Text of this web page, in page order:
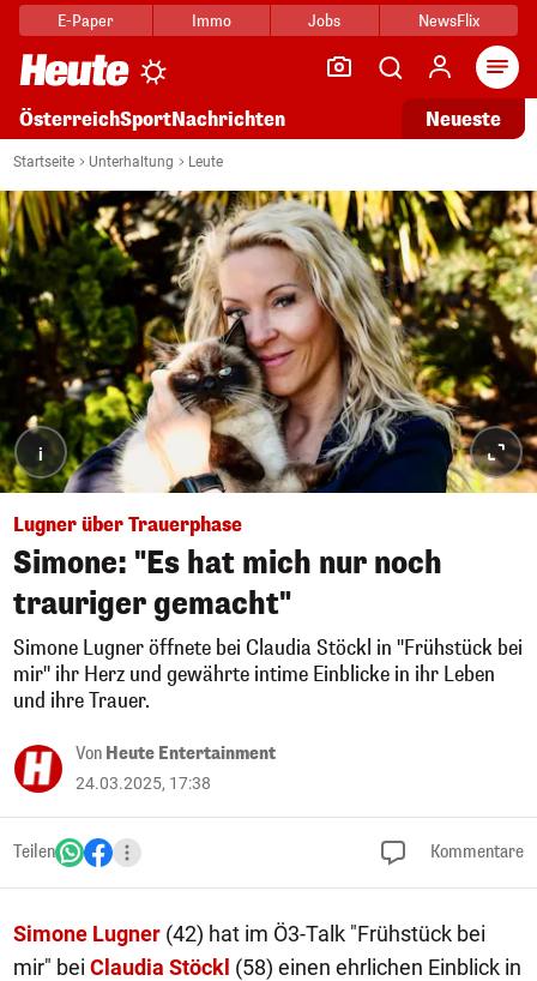
E-Paper Immo Jobs NewsFlix
ÖsterreichSportNachrichten Neueste
Startseite Unterhaltung Leute
i
Lugner über Trauerphase
Simone: "Es hat mich nur noch
trauriger gemacht"
Simone Lugner öffnete bei Claudia Stöckl in "Frühstück bei
mir" ihr Herz und gewährte intime Einblicke in ihr Leben
und ihre Trauer.
Von Heute Entertainment
24.03.2025, 17:38
Teilen Kommentare
Simone Lugner (42) hat im Ö3-Talk "Frühstück bei
mir" bei Claudia Stöckl (58) einen ehrlichen Einblick in